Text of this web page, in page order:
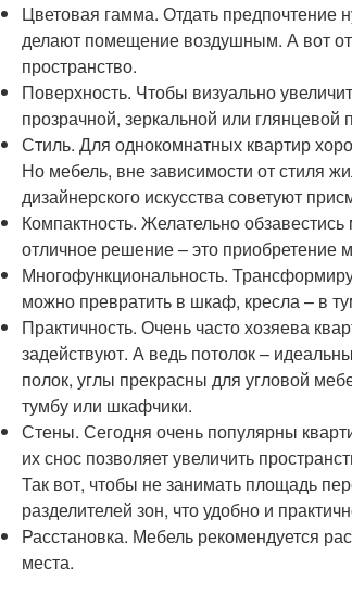
Цветовая гамма. Отдать предпочтение
делают помещение воздушным. А вот от
пространство.
Поверхность. Чтобы визуально
прозрачной, зеркальной или глянцевой
Стиль. Для однокомнатных квартир
Но мебель, вне зависимости от стиля
дизайнерского искусства советуют
Компактность. Желательно
отличное решение – это приобретение
Многофункциональность.
можно превратить в шкаф, кресла – в
Практичность. Очень часто хозяева
задействуют. А ведь потолок –
полок, углы прекрасны для угловой
тумбу или шкафчики.
Стены. Сегодня очень популярны
их снос позволяет увеличить
Так вот, чтобы не занимать площадь
разделителей зон, что удобно и
Расстановка. Мебель рекомендуется
места.